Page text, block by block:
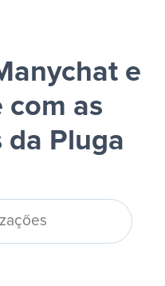
e
com as
da Pluga